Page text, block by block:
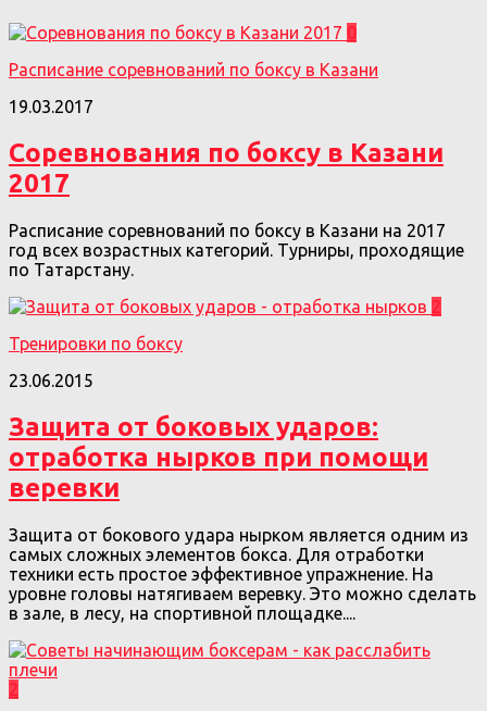
0
Расписание соревнований по боксу в Казани
19.03.2017
Соревнования по боксу в Казани
2017
Расписание соревнований по боксу в Казани на 2017
год всех возрастных категорий. Турниры, проходящие
по Татарстану.
2
Тренировки по боксу
23.06.2015
Защита от боковых ударов:
отработка нырков при помощи
веревки
Защита от бокового удара нырком является одним из
самых сложных элементов бокса. Для отработки
техники есть простое эффективное упражнение. На
уровне головы натягиваем веревку. Это можно сделать
в зале, в лесу, на спортивной площадке....
2